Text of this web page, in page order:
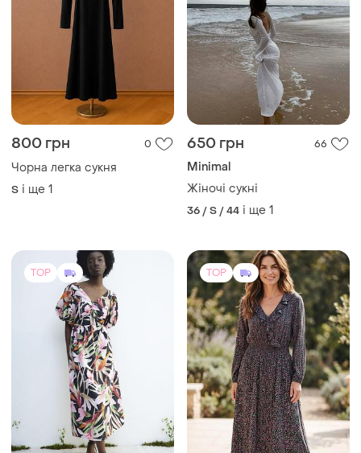
800 грн 0
Чорна легка сукня
S і ще 1
650 грн 66
Minimal
Жіночі сукні
36 / S / 44 і ще 1
TOP TOP